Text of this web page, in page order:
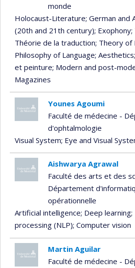
monde
Holocaust-Literature; German and
(20th and 21th century); Exophony;
Théorie de la traduction; Theory of
Philosophy of Language; Aesthetics
et peinture; Modern and post-
Magazines
Younes Agoumi
Faculté de médecine -
d'ophtalmologie
Visual System; Eye and Visual
Aishwarya Agrawal
Faculté des arts et des
Département
opérationnelle
Artificial intelligence; Deep learning;
processing (NLP); Computer vision
Martin Aguilar
Faculté de médecine -